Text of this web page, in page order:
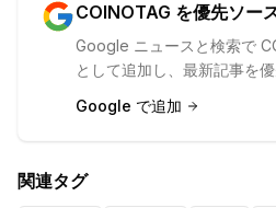
COINOTAG を優先ソー
Google ニュースと検索で
として追加し、最新記事を
Google で追加
関連タグ